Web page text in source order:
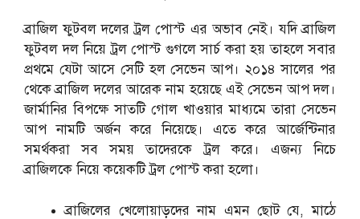
ব্রাজিল ফুটবল দলের ট্রল পোস্ট এর অভাব নেই। যদি ব্রাজিল
ফুটবল দল নিয়ে ট্রল পোস্ট গুগলে সার্চ করা হয় তাহলে সবার
প্রথমে যেটা আসে সেটি হল সেভেন আপ। ২০১৪ সালের পর
থেকে ব্রাজিল দলের আরেক নাম হয়েছে এই সেভেন আপ দল।
জার্মানির বিপক্ষে সাতটি গোল খাওয়ার মাধ্যমে তারা সেভেন
আপ নামটি অর্জন করে নিয়েছে। এতে করে আর্জেন্টিনার
সমর্থকরা সব সময় তাদেরকে ট্রল করে। এজন্য নিচে
ব্রাজিলকে নিয়ে কয়েকটি ট্রল পোস্ট করা হলো।
ব্রাজিলের খেলোয়াড়দের নাম এমন ছোট যে, মাঠে